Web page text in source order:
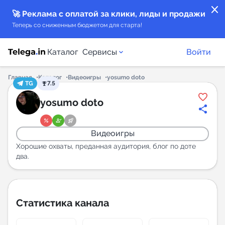
close
🚀 Реклама с оплатой за клики, лиды и продажи
Теперь со сниженным бюджетом для старта!
Каталог Сервисы
Каталог каналов
Каталог ботов
Горящие предложения
Индекс читаемости каналов в Telegram
Аналитика MAX каналов
Войти
Главная Каталог Видеоигры
yosumo doto
TG
7.5
yosumo doto
Видеоигры
Хорошие охваты, преданная аудитория, блог по доте
два.
Статистика канала